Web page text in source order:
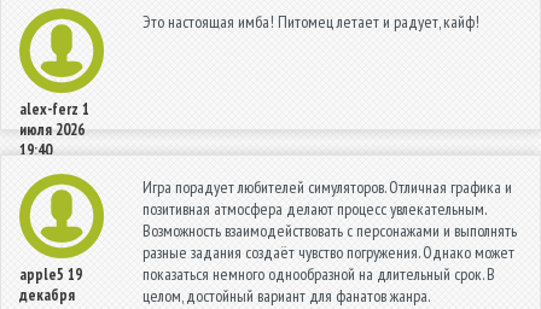
alex-ferz 1
июля 2026
19:40
Это настоящая имба! Питомец летает и радует, кайф!
apple5 19
декабря
Игра порадует любителей симуляторов. Отличная графика и
позитивная атмосфера делают процесс увлекательным.
Возможность взаимодействовать с персонажами и выполнять
разные задания создаёт чувство погружения. Однако может
показаться немного однообразной на длительный срок. В
целом, достойный вариант для фанатов жанра.